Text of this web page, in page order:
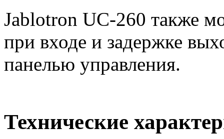
Jablotron UC-260 также
при входе и задержке
панелью управления.
Технические